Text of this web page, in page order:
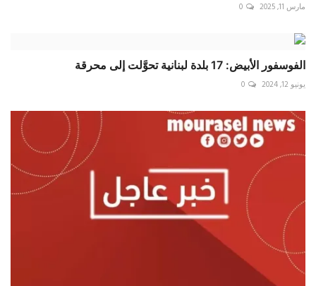
مارس 11, 2025 0
الفوسفور الأبيض: 17 بلدة لبنانية تحوَّلت إلى محرقة
يونيو 12, 2024 0